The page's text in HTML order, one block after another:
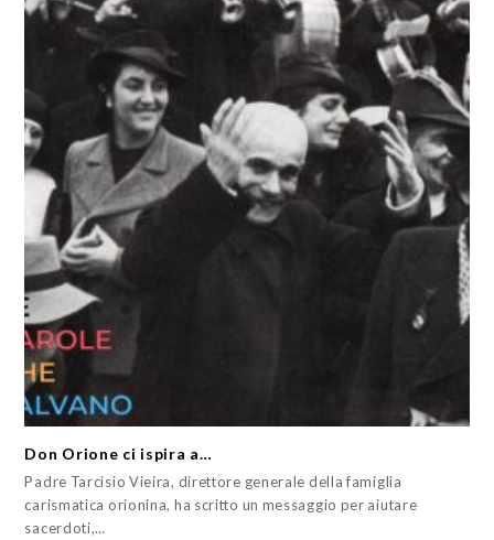
Don Orione ci ispira a…
Padre Tarcisio Vieira, direttore generale della famiglia
carismatica orionina, ha scritto un messaggio per aiutare
sacerdoti,…